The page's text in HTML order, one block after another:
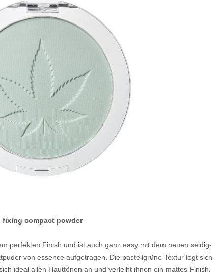
fixing compact powder
perfekten Finish und ist auch ganz easy mit dem neuen seidig-
von essence aufgetragen. Die pastellgrüne Textur legt sich
ideal allen Hauttönen an und verleiht ihnen ein mattes Finish.